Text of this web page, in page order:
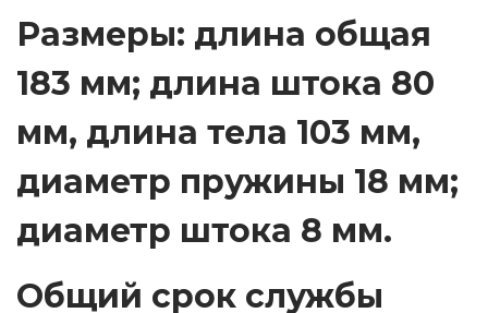
Размеры: длина общая
183 мм; длина штока 80
мм, длина тела 103 мм,
диаметр пружины 18 мм;
диаметр штока 8 мм.
Общий срок службы